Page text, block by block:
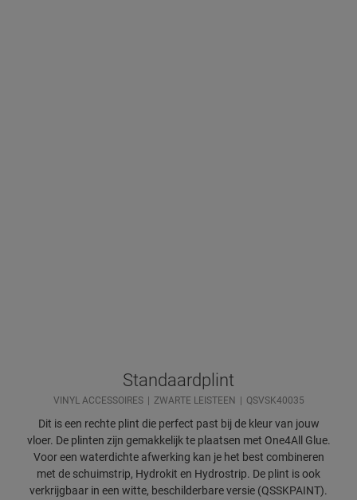
Standaardplint
VINYL ACCESSOIRES ZWARTE LEISTEEN QSVSK40035
Dit is een rechte plint die perfect past bij de kleur van jouw
vloer. De plinten zijn gemakkelijk te plaatsen met One4All Glue.
Voor een waterdichte afwerking kan je het best combineren
met de schuimstrip, Hydrokit en Hydrostrip. De plint is ook
verkrijgbaar in een witte, beschilderbare versie (QSSKPAINT).